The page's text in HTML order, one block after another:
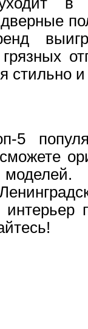
стильно и
5
интерьер